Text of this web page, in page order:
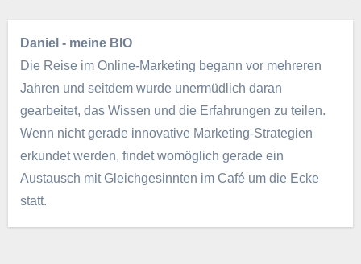
Daniel - meine BIO
Die Reise im Online-Marketing begann vor mehreren
Jahren und seitdem wurde unermüdlich daran
gearbeitet, das Wissen und die Erfahrungen zu teilen.
Wenn nicht gerade innovative Marketing-Strategien
erkundet werden, findet womöglich gerade ein
Austausch mit Gleichgesinnten im Café um die Ecke
statt.